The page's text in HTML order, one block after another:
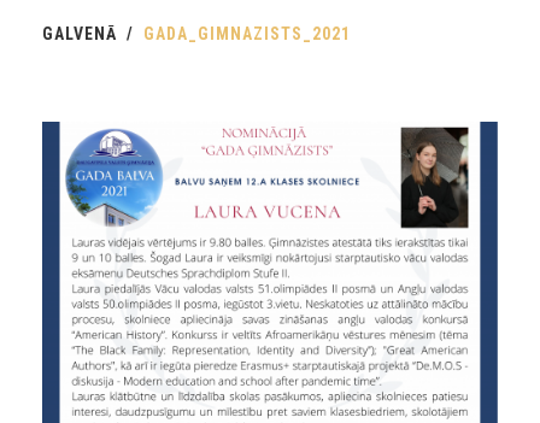
GALVENĀ GADA_GIMNAZISTS_2021